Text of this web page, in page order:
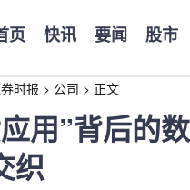
页 快讯 要闻 股市
时报 > 公司 > 正文
用”背后的
织